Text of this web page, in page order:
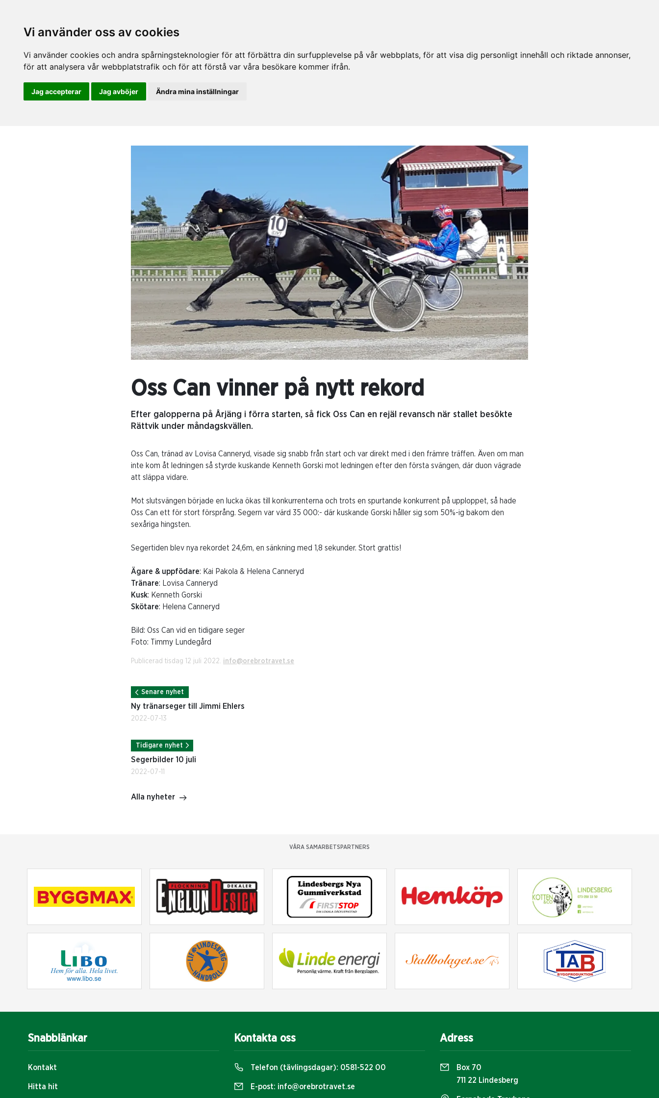
Vi använder oss av cookies
Vi använder cookies och andra spårningsteknologier för att förbättra din surfupplevelse på vår webbplats, för att visa dig personligt innehåll och riktade annonser,
för att analysera vår webbplatstrafik och för att förstå var våra besökare kommer ifrån.
Jag accepterar Jag avböjer Ändra mina inställningar
Oss Can vinner på nytt rekord
Efter galopperna på Årjäng i förra starten, så fick Oss Can en rejäl revansch när stallet besökte
Rättvik under måndagskvällen.
Oss Can, tränad av Lovisa Canneryd, visade sig snabb från start och var direkt med i den främre träffen. Även om man
inte kom åt ledningen så styrde kuskande Kenneth Gorski mot ledningen efter den första svängen, där duon vägrade
att släppa vidare.
Mot slutsvängen började en lucka ökas till konkurrenterna och trots en spurtande konkurrent på upploppet, så hade
Oss Can ett för stort försprång. Segern var värd 35 000:- där kuskande Gorski håller sig som 50%-ig bakom den
sexåriga hingsten.
Segertiden blev nya rekordet 24,6m, en sänkning med 1,8 sekunder. Stort grattis!
Ägare & uppfödare: Kai Pakola & Helena Canneryd
Tränare: Lovisa Canneryd
Kusk: Kenneth Gorski
Skötare: Helena Canneryd
Bild: Oss Can vid en tidigare seger
Foto: Timmy Lundegård
Publicerad tisdag 12 juli 2022. info@orebrotravet.se
Senare nyhet
Ny tränarseger till Jimmi Ehlers
2022-07-13
Tidigare nyhet
Segerbilder 10 juli
2022-07-11
Alla nyheter
VÅRA SAMARBETSPARTNERS
Snabblänkar
Kontakt
Hitta hit
Kontakta oss
Telefon (tävlingsdagar): 0581-522 00
E-post: info@orebrotravet.se
Adress
Box 70
711 22 Lindesberg